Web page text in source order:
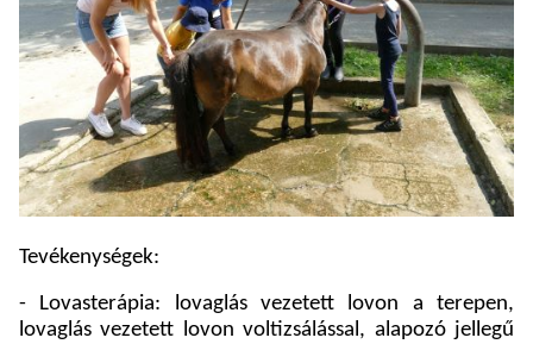
Tevékenységek:
- Lovasterápia: lovaglás vezetett lovon a terepen,
lovaglás vezetett lovon voltizsálással, alapozó jellegű